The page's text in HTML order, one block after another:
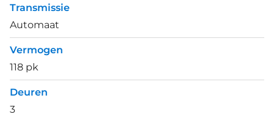
Transmissie
Automaat
Vermogen
118 pk
Deuren
3